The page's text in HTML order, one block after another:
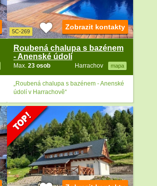
5C-269
Roubená chalupa s bazénem
- Anenské údolí
Harrachov mapa
Max. 23 osob
Zobrazit kontakty
„Roubená chalupa s bazénem - Anenské
údolí v Harrachově“